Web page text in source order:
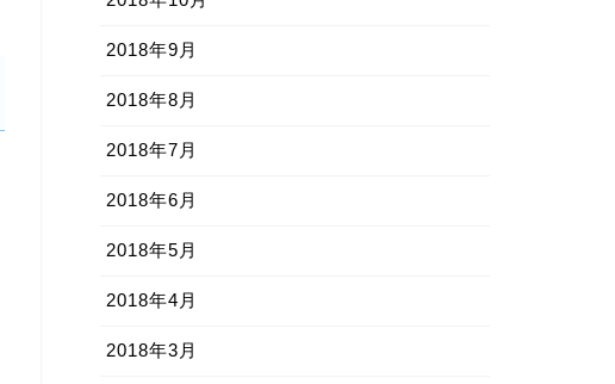
2018年9月
2018年8月
2018年7月
2018年6月
2018年5月
2018年4月
2018年3月